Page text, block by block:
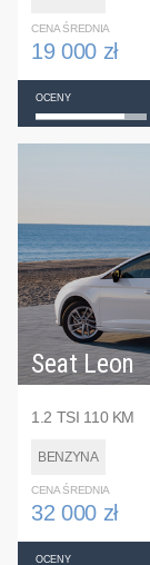
CENA ŚREDNIA
19 000 zł
OCENY
Seat Leon
1.2 TSI 110 KM
BENZYNA
CENA ŚREDNIA
32 000 zł
OCENY